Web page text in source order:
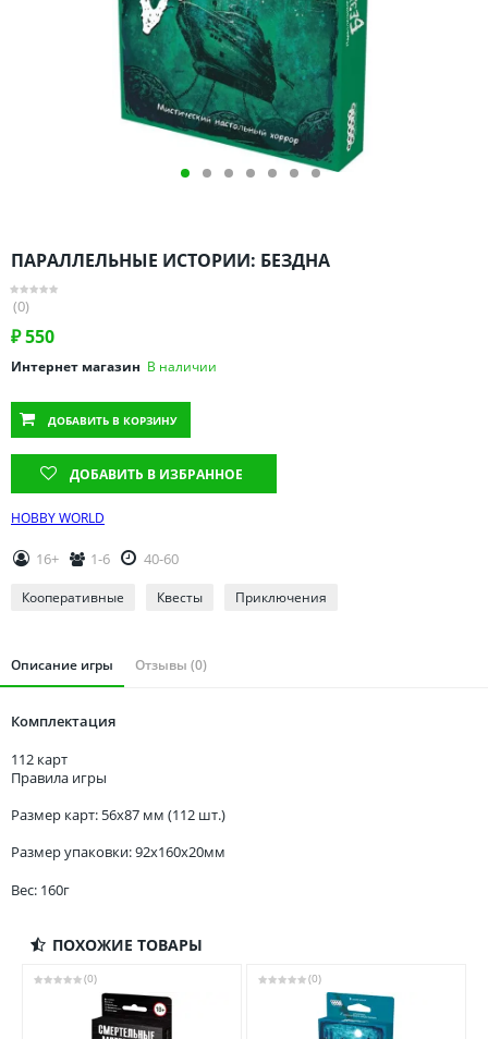
Оренбургская область
Пензенская область
Пермский край
Ростовская область
Саратовская область
Свердловская область
Смоленская область
Ставропольский край
Татарстан
Тверская область
Томская область
Тюменская область
Удмуртия
Ульяновская область
ПАРАЛЛЕЛЬНЫЕ ИСТОРИИ: БЕЗДНА
(0)
₽550
Интернет магазин В наличии
ДОБАВИТЬ В КОРЗИНУ
ДОБАВИТЬ В ИЗБРАННОЕ
HOBBY WORLD
16+ 1-6 40-60
Кооперативные Квесты Приключения
Описание игры Отзывы (0)
Комплектация
112 карт
Правила игры
Размер карт: 56x87 мм (112 шт.)
Размер упаковки: 92x160x20мм
Вес: 160г
ПОХОЖИЕ ТОВАРЫ
(0) (0)